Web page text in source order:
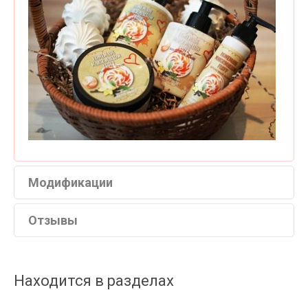
Модификации
Отзывы
Находится в разделах